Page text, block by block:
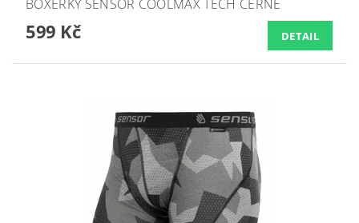
BOXERKY SENSOR COOLMAX TECH ČERNÉ
599 Kč DETAIL